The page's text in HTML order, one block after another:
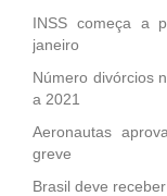
INSS começa a
janeiro
Número divórcios
a 2021
Aeronautas
greve
Brasil deve